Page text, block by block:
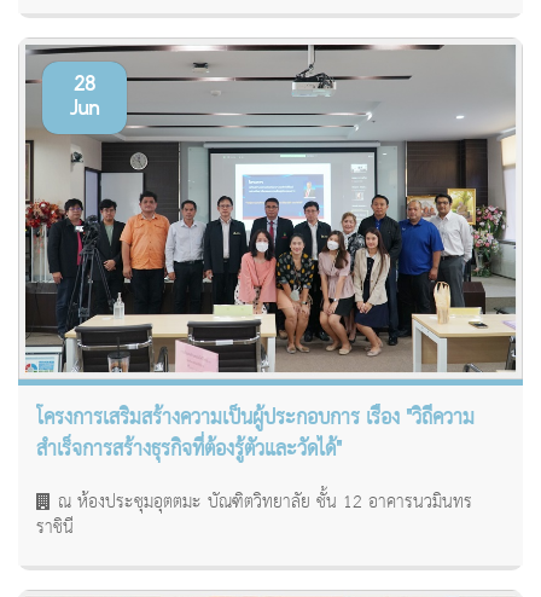
28
Jun
โครงการเสริมสร้างความเป็นผู้ประกอบการ เรื่อง "วิถีความ
สำเร็จการสร้างธุรกิจที่ต้องรู้ตัวและวัดได้"
ณ ห้องประชุมอุตตมะ บัณฑิตวิทยาลัย ชั้น 12 อาคารนวมินทร
ราชินี